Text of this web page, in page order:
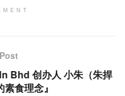
Bhd 创办人 小朱（朱捍
食理念』